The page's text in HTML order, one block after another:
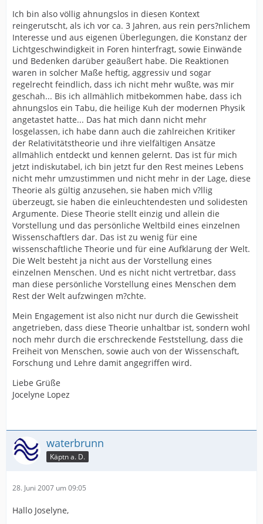
Ich bin also völlig ahnungslos in diesen Kontext
reingerutscht, als ich vor ca. 3 Jahren, aus rein pers?nlichem
Interesse und aus eigenen Überlegungen, die Konstanz der
Lichtgeschwindigkeit in Foren hinterfragt, sowie Einwände
und Bedenken darüber geäußert habe. Die Reaktionen
waren in solcher Maße heftig, aggressiv und sogar
regelrecht feindlich, dass ich nicht mehr wußte, was mir
geschah... Bis ich allmählich mitbekommen habe, dass ich
ahnungslos ein Tabu, die heilige Kuh der modernen Physik
angetastet hatte... Das hat mich dann nicht mehr
losgelassen, ich habe dann auch die zahlreichen Kritiker
der Relativitätstheorie und ihre vielfältigen Ansätze
allmählich entdeckt und kennen gelernt. Das ist für mich
jetzt indiskutabel, ich bin jetzt fur den Rest meines Lebens
nicht mehr umzustimmen und nicht mehr in der Lage, diese
Theorie als gültig anzusehen, sie haben mich v?llig
überzeugt, sie haben die einleuchtendesten und solidesten
Argumente. Diese Theorie stellt einzig und allein die
Vorstellung und das persönliche Weltbild eines einzelnen
Wissenschaftlers dar. Das ist zu wenig für eine
wissenschaftliche Theorie und für eine Aufklärung der Welt.
Die Welt besteht ja nicht aus der Vorstellung eines
einzelnen Menschen. Und es nicht nicht vertretbar, dass
man diese persönliche Vorstellung eines Menschen dem
Rest der Welt aufzwingen m?chte.
Mein Engagement ist also nicht nur durch die Gewissheit
angetrieben, dass diese Theorie unhaltbar ist, sondern wohl
noch mehr durch die erschreckende Feststellung, dass die
Freiheit von Menschen, sowie auch von der Wissenschaft,
Forschung und Lehre damit angegriffen wird.
Liebe Grüße
Jocelyne Lopez
waterbrunn
Käptn a. D.
28. Juni 2007 um 09:05
Hallo Joselyne,